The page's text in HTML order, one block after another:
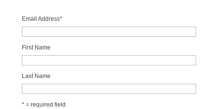
Email Address*
First Name
Last Name
* = required field